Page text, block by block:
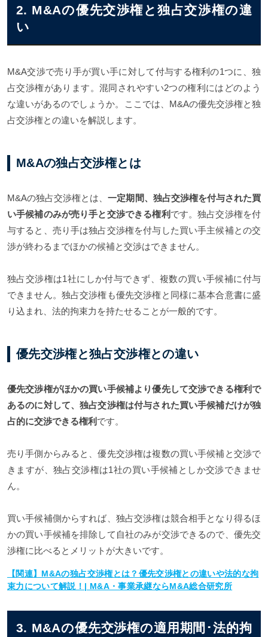
2. M&Aの優先交渉権と独占交渉権の違
い
M&A交渉で売り手が買い手に対して付与する権利の1つに、独
占交渉権があります。混同されやすい2つの権利にはどのよう
な違いがあるのでしょうか。ここでは、M&Aの優先交渉権と独
占交渉権との違いを解説します。
M&Aの独占交渉権とは
M&Aの独占交渉権とは、一定期間、独占交渉権を付与された買
い手候補のみが売り手と交渉できる権利 です。独占交渉権を付
与すると、売り手は独占交渉権を付与した買い手主候補との交
渉が終わるまでほかの候補と交渉はできません。
独占交渉権は1社にしか付与できず、複数の買い手候補に付与
できません。独占交渉権も優先交渉権と同様に基本合意書に盛
り込まれ、法的拘束力を持たせることが一般的です。
優先交渉権と独占交渉権との違い
優先交渉権がほかの買い手候補より優先して交渉できる権利で
あるのに対して、独占交渉権は付与された買い手候補だけが独
占的に交渉できる権利 です。
売り手側からみると、優先交渉権は複数の買い手候補と交渉で
きますが、独占交渉権は1社の買い手候補としか交渉できませ
ん。
買い手候補側からすれば、独占交渉権は競合相手となり得るほ
かの買い手候補を排除して自社のみが交渉できるので、優先交
渉権に比べるとメリットが大きいです。
【関連】M&Aの独占交渉権とは？優先交渉権との違いや法的な拘
束力について解説！| M&A・事業承継ならM&A総合研究所
3. M&Aの優先交渉権の適用期間･法的拘